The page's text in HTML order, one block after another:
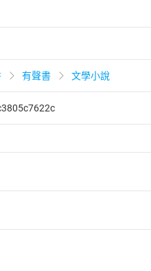
有聲書 文學小說
易解除權合理例外情事適用